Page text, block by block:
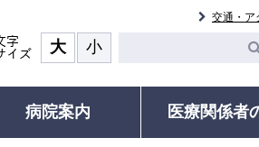
交通・ア
大 小
病院案内 医療関係者